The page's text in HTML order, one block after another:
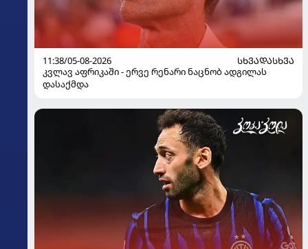
11:38/05-08-2026
ᲡᲮᲕᲐᲓᲐᲡᲮᲕᲐ
კვლავ აფრიკაში - ერვე რენარი ნაცნობ ადგილას
დასაქმდა